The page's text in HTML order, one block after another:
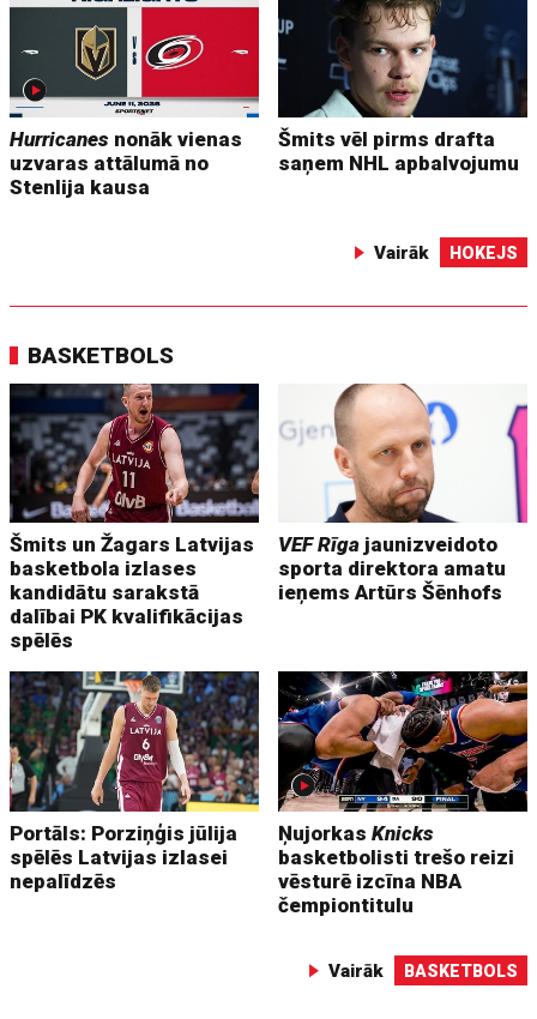
Hurricanes nonāk vienas
uzvaras attālumā no
Stenlija kausa
Šmits vēl pirms drafta
saņem NHL apbalvojumu
Vairāk HOKEJS
BASKETBOLS
Šmits un Žagars Latvijas
basketbola izlases
kandidātu sarakstā
dalībai PK kvalifikācijas
spēlēs
VEF Rīga jaunizveidoto
sporta direktora amatu
ieņems Artūrs Šēnhofs
Portāls: Porziņģis jūlija
spēlēs Latvijas izlasei
nepalīdzēs
ŅujorkasKnicks
basketbolisti trešo reizi
vēsturē izcīna NBA
čempiontitulu
Vairāk BASKETBOLS